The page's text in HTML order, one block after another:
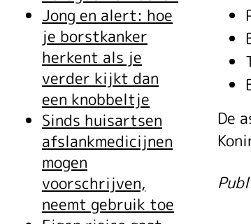
De
Jong en alert: hoe
je borstkanker
herkent als je
verder kijkt dan
een knobbeltje
Sinds huisartsen
afslankmedicijnen
mogen
voorschrijven,
neemt gebruik toe